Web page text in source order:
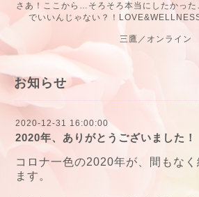
さあ！ここから…そろそろ本当にしたかった
でいいんじゃない？！
三鷹／オンライン
お知らせ
2020-12-31 16:00:00
2020年、ありがとうございました！
コロナ一色の2020年が、間もな
ます。